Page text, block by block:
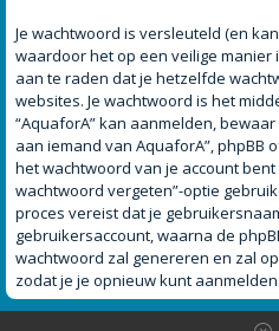
Je wachtwoord is versleuteld (en
waardoor het op een veilige manier
aan te raden dat je hetzelfde
websites. Je wachtwoord is het
“AquaforA” kan aanmelden,
aan iemand van AquaforA”, phpBB
het wachtwoord van je account
wachtwoord vergeten”-optie
proces vereist dat je
gebruikersaccount, waarna de
wachtwoord zal genereren en zal
zodat je je opnieuw kunt aanmelden.